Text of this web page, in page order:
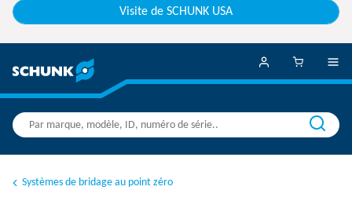
Visite de SCHUNK USA
Systèmes de bridage au point zéro